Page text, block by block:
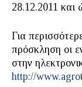
28.12.2011 και
Για
πρόσκληση οι
στην
http://